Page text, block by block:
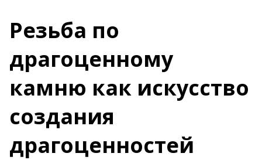
Резьба по
драгоценному
камню как искусство
создания
драгоценностей